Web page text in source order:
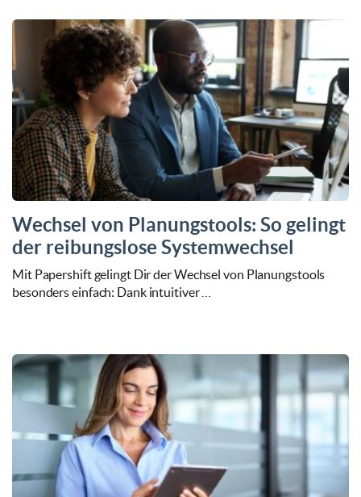
Wechsel von Planungstools: So gelingt
der reibungslose Systemwechsel
Mit Papershift gelingt Dir der Wechsel von Planungstools
besonders einfach: Dank intuitiver …